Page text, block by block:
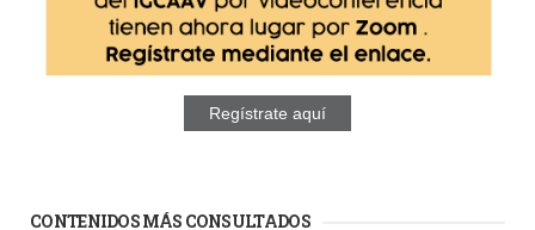
Regístrate aquí
CONTENIDOS MÁS CONSULTADOS